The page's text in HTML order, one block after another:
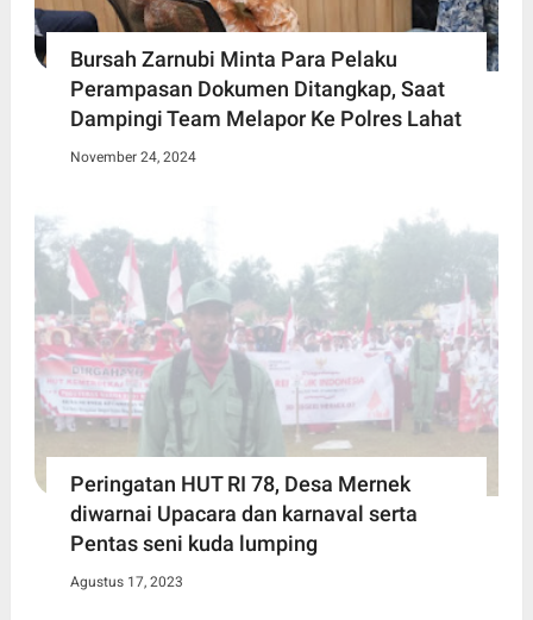
Bursah Zarnubi Minta Para Pelaku
Perampasan Dokumen Ditangkap, Saat
Dampingi Team Melapor Ke Polres Lahat
November 24, 2024
Peringatan HUT RI 78, Desa Mernek
diwarnai Upacara dan karnaval serta
Pentas seni kuda lumping
Agustus 17, 2023